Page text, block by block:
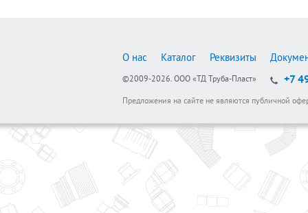
О нас Каталог Реквизиты
©2009-2026. ООО «ТД Труба-Пласт» +7
Предложения на сайте не являются публичной